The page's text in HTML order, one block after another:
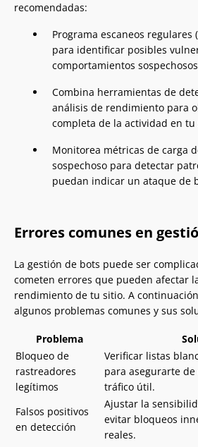
recomendadas:
Programa escaneos regulares
para identificar posibles
comportamientos
Combina herramientas de
análisis de rendimiento para
completa de la actividad en tu
Monitorea métricas de carga
sospechoso para detectar
puedan indicar un ataque de
Errores comunes en
La gestión de bots puede ser
cometen errores que pueden afectar
rendimiento de tu sitio. A
algunos problemas comunes y sus
Problema
Bloqueo de
rastreadores
legítimos
Verificar listas
para asegurarte
tráfico útil.
Falsos positivos
en detección
Ajustar la
evitar bloqueos
reales.